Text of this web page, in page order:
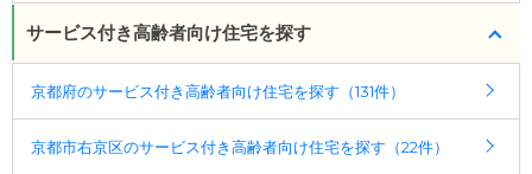
サービス付き高齢者向け住宅を探す
京都府のサービス付き高齢者向け住宅を探す（131件）
京都市右京区のサービス付き高齢者向け住宅を探す（22件）